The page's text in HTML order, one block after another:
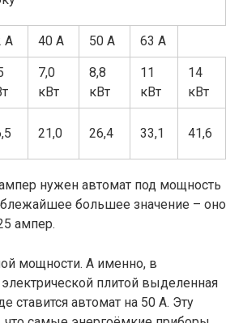
А 40 А 50 А 63 А
7,0
кВт
8,8
кВт
11
кВт
14
кВт
21,0 26,4 33,1 41,6
нужен автомат под мощность
большее значение – оно
ампер.
мощности. А именно, в
плитой выделенная
ставится автомат на 50 А. Эту